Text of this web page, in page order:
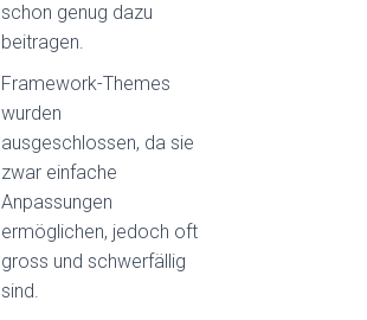
schon genug dazu
beitragen.
Framework-Themes
wurden
ausgeschlossen, da sie
zwar einfache
Anpassungen
ermöglichen, jedoch oft
gross und schwerfällig
sind.